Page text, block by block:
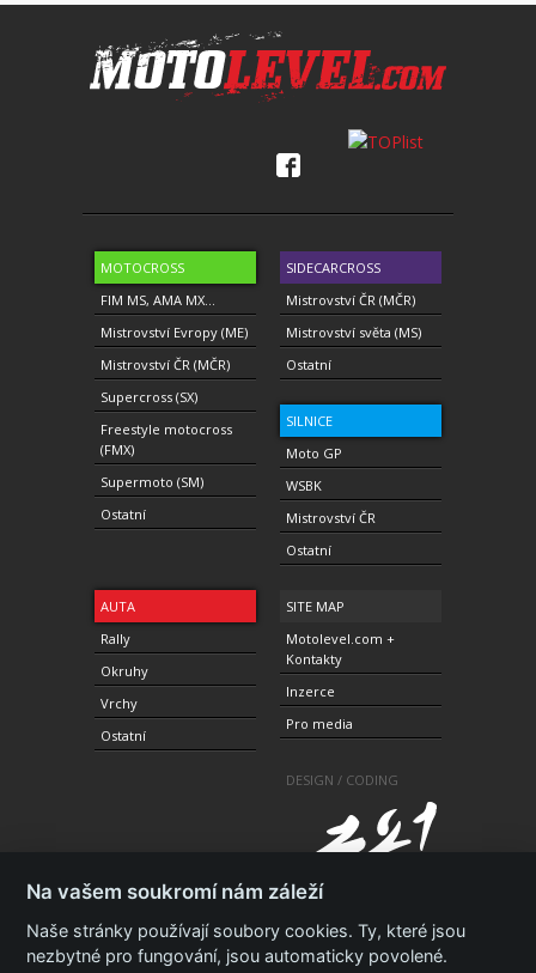
MOTOCROSS
FIM MS, AMA MX...
Mistrovství Evropy (ME)
Mistrovství ČR (MČR)
Supercross (SX)
Freestyle motocross
(FMX)
Supermoto (SM)
Ostatní
SIDECARCROSS
Mistrovství ČR (MČR)
Mistrovství světa (MS)
Ostatní
SILNICE
Moto GP
WSBK
Mistrovství ČR
Ostatní
AUTA
Rally
Okruhy
Vrchy
Ostatní
SITE MAP
Motolevel.com +
Kontakty
Inzerce
Pro media
DESIGN / CODING
Na vašem soukromí nám záleží
Naše stránky používají soubory cookies. Ty, které jsou
nezbytné pro fungování, jsou automaticky povolené.